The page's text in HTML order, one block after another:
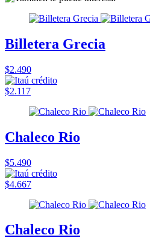
Billetera Grecia
$2.490
$2.117
Chaleco Rio
$5.490
$4.667
Chaleco Rio